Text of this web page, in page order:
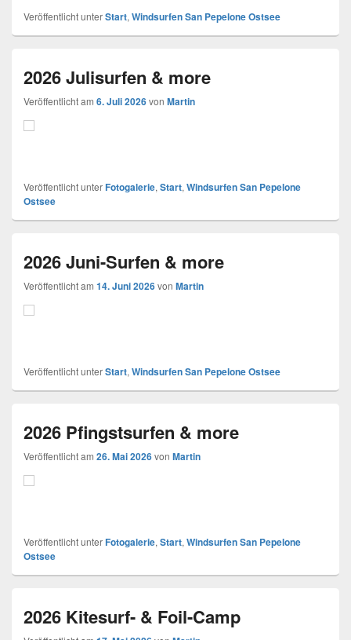
Veröffentlicht unterStart, Windsurfen San Pepelone Ostsee
2026 Julisurfen & more
Veröffentlicht am 6. Juli 2026von Martin
Veröffentlicht unterFotogalerie, Start, Windsurfen San Pepelone
Ostsee
2026 Juni-Surfen & more
Veröffentlicht am 14. Juni 2026von Martin
Veröffentlicht unterStart, Windsurfen San Pepelone Ostsee
2026 Pfingstsurfen & more
Veröffentlicht am 26. Mai 2026von Martin
Veröffentlicht unterFotogalerie, Start, Windsurfen San Pepelone
Ostsee
2026 Kitesurf- & Foil-Camp